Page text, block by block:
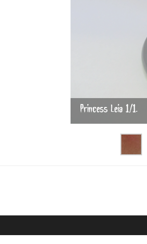
Princess Leia 1/1.